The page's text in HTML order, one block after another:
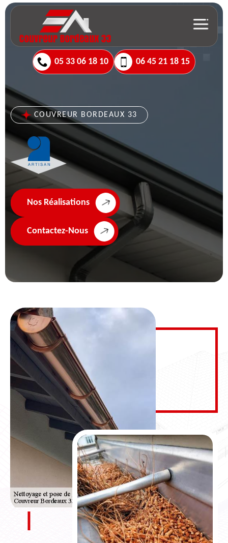
05 33 06 18 10 06 45 21 18 15
COUVREUR BORDEAUX 33
Nos Réalisations
Contactez-Nous